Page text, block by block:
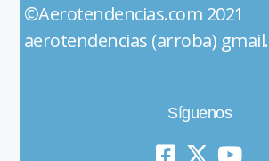
©Aerotendencias.com
aerotendencias (arroba)
Síguenos